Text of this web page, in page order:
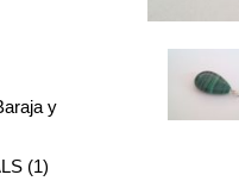
y
(1)